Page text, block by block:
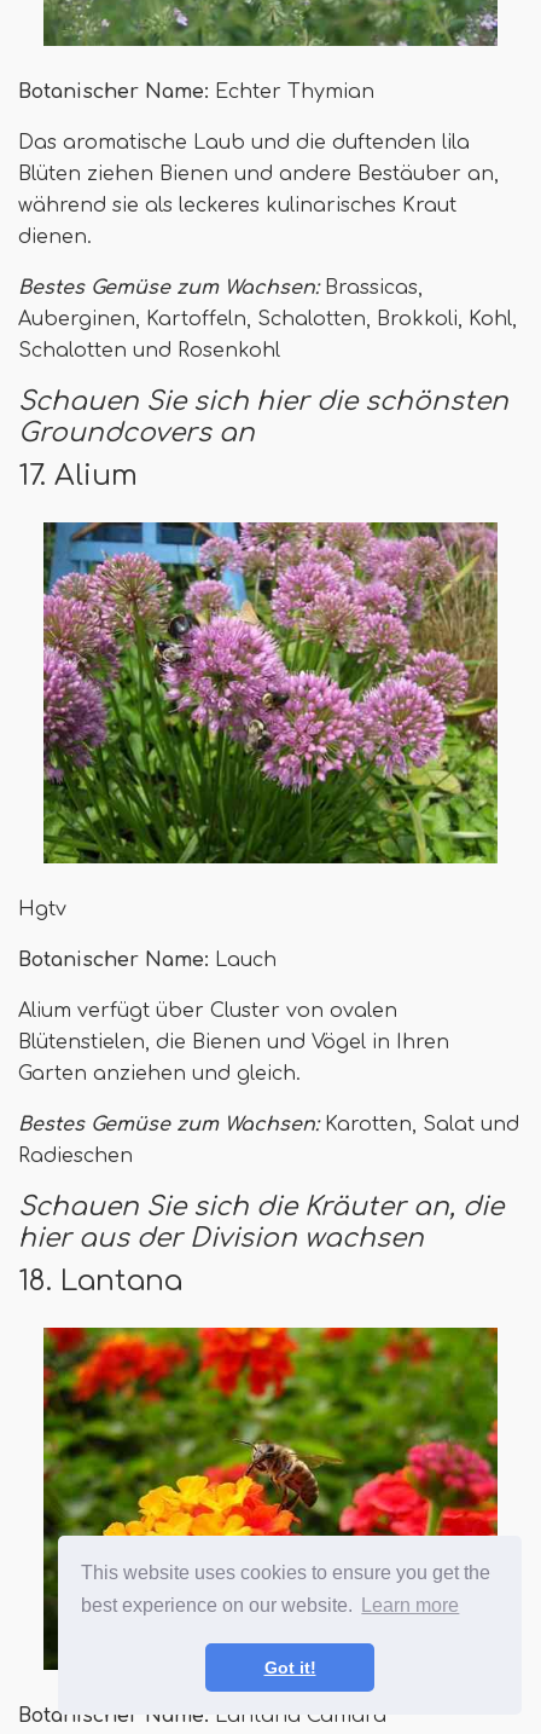
This website uses cookies to ensure you get the
best experience on our website.
Learn more
Got it!
Botanischer Name: Echter Thymian
Das aromatische Laub und die duftenden lila
Blüten ziehen Bienen und andere Bestäuber an,
während sie als leckeres kulinarisches Kraut
dienen.
Bestes Gemüse zum Wachsen:Brassicas,
Auberginen, Kartoffeln, Schalotten, Brokkoli, Kohl,
Schalotten und Rosenkohl
Schauen Sie sich hier die schönsten
Groundcovers an
17. Alium
Hgtv
Botanischer Name: Lauch
Alium verfügt über Cluster von ovalen
Blütenstielen, die Bienen und Vögel in Ihren
Garten anziehen und gleich.
Bestes Gemüse zum Wachsen: Karotten, Salat und
Radieschen
Schauen Sie sich die Kräuter an, die
hier aus der Division wachsen
18. Lantana
Botanischer Name: Lantana Camara